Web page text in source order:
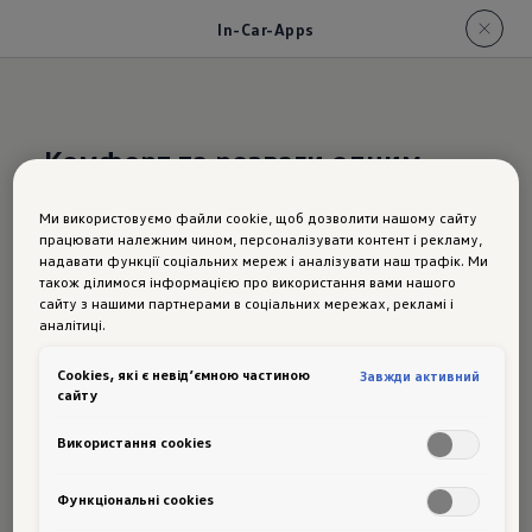
In-Car-Apps
Комфорт та розваги одним
In-Car Appsв новому
Tayron
З безкоштовними вбудованими додатками ти
можеш насолоджуватися музикою або грати
разом – все безпосередньо через
мультимедійну систему твого Volkswagen.
Ми використовуємо файли cookie, щоб дозволити нашому сайту
працювати належним чином, персоналізувати контент і рекламу,
надавати функції соціальних мереж і аналізувати наш трафік. Ми
також ділимося інформацією про використання вами нашого
сайту з нашими партнерами в соціальних мережах, рекламі і
аналітиці.
Сookies, які є невід’ємною частиною
сайту
Завжди активний
Використання cookies
Функціональні cookies